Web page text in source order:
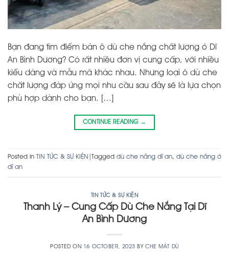
Bạn đang tìm điểm bán ô dù che nắng chất lượng ỏ Dĩ
An Bình Dương? Có rất nhiều đơn vị cung cấp, với nhiều
kiểu dáng và mẫu mã khác nhau. Nhưng loại ô dù che
chất lượng đáp ứng mọi nhu cầu sau đây sẽ là lựa chọn
phù hợp dành cho bạn. […]
CONTINUE READING →
Posted in TIN TỨC & SỰ KIỆN Tagged dù che nắng dĩ an, dù che nắng ở
dĩ an
TIN TỨC & SỰ KIỆN
Thanh Lý – Cung Cấp Dù Che Nắng Tại Dĩ
An Bình Dương
POSTED ON 16 OCTOBER, 2023 BYCHE MÁT DÙ